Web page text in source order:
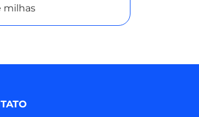
milhas